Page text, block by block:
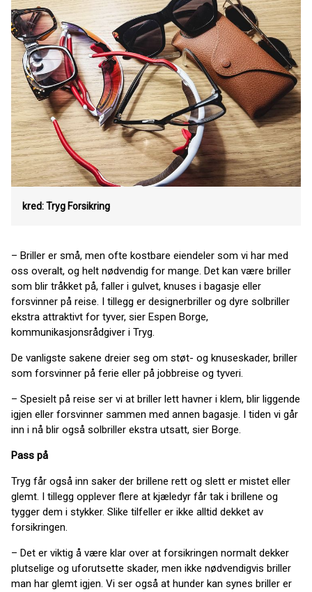
kred: Tryg Forsikring
– Briller er små, men ofte kostbare eiendeler som vi har med
oss overalt, og helt nødvendig for mange. Det kan være briller
som blir tråkket på, faller i gulvet, knuses i bagasje eller
forsvinner på reise. I tillegg er designerbriller og dyre solbriller
ekstra attraktivt for tyver, sier Espen Borge,
kommunikasjonsrådgiver i Tryg.
De vanligste sakene dreier seg om støt- og knuseskader, briller
som forsvinner på ferie eller på jobbreise og tyveri.
– Spesielt på reise ser vi at briller lett havner i klem, blir liggende
igjen eller forsvinner sammen med annen bagasje. I tiden vi går
inn i nå blir også solbriller ekstra utsatt, sier Borge.
Pass på
Tryg får også inn saker der brillene rett og slett er mistet eller
glemt. I tillegg opplever flere at kjæledyr får tak i brillene og
tygger dem i stykker. Slike tilfeller er ikke alltid dekket av
forsikringen.
– Det er viktig å være klar over at forsikringen normalt dekker
plutselige og uforutsette skader, men ikke nødvendigvis briller
man har glemt igjen. Vi ser også at hunder kan synes briller er